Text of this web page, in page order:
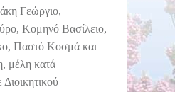
Γεώργιο,
Κομηνό Βασίλειο,
Παστό Κοσμά και
μέλη κατά